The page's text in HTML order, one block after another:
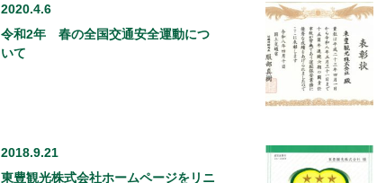
2020.4.6
令和2年 春の全国交通安全運動につ
いて
2018.9.21
東豊観光株式会社ホームページをリニ